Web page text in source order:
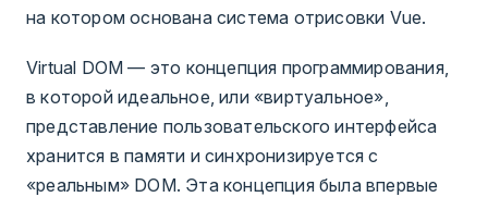
на котором основана система отрисовки Vue.
Virtual DOM — это концепция программирования,
в которой идеальное, или «виртуальное»,
представление пользовательского интерфейса
хранится в памяти и синхронизируется с
«реальным» DOM. Эта концепция была впервые